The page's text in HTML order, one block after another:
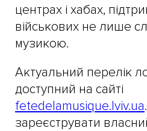
центрах і хабах,
військових не лише
музикою.
Актуальний перелік
доступний на сайті
fetedelamusique.lviv.ua
зареєструвати